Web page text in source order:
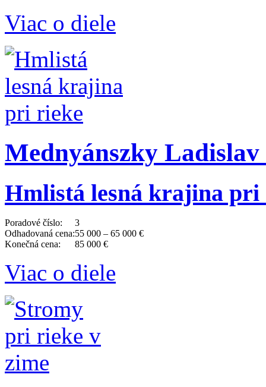
Viac o diele
Mednyánszky Ladislav
Hmlistá lesná krajina pri
Poradové číslo:
3
Odhadovaná cena:55 000 – 65 000 €
Konečná cena:
85 000 €
Viac o diele